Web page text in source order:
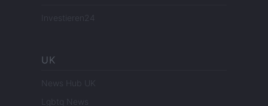
Investieren24
UK
News Hub UK
Lgbtq News